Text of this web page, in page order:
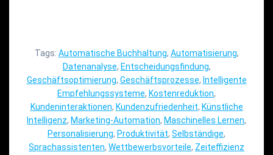
Tags: Automatische Buchhaltung, Automatisierung,
Datenanalyse, Entscheidungsfindung,
Geschäftsoptimierung, Geschäftsprozesse, Intelligente
Empfehlungssysteme, Kostenreduktion,
Kundeninteraktionen, Kundenzufriedenheit, Künstliche
Intelligenz, Marketing-Automation, Maschinelles Lernen,
Personalisierung, Produktivität, Selbständige,
Sprachassistenten, Wettbewerbsvorteile, Zeiteffizienz